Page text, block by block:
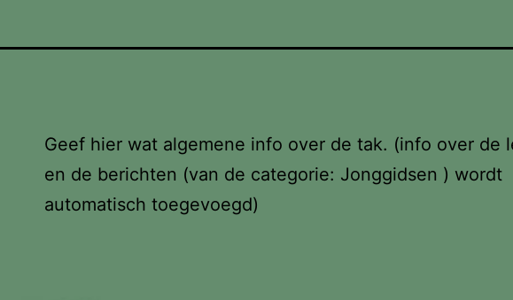
Geef hier wat algemene info over de tak. (info over de
en de berichten (van de categorie: Jonggidsen ) wordt
automatisch toegevoegd)